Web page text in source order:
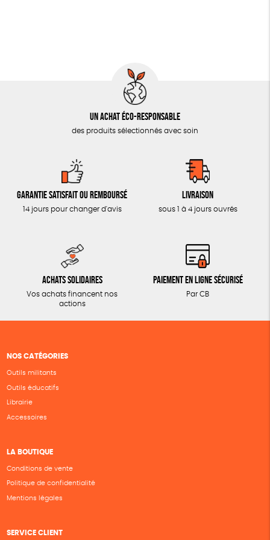
CUISINE / NUTRITION
ACCESSOIRES
Un achat éco-responsable
des produits sélectionnés avec soin
Garantie satisfait ou remboursé
14 jours pour changer d'avis
Livraison
sous 1 à 4 jours ouvrés
Achats solidaires
Vos achats financent nos
actions
Paiement en ligne sécurisé
Par CB
NOS CATÉGORIES
Outils militants
Outils éducatifs
Librairie
Accessoires
LA BOUTIQUE
Conditions de vente
Politique de confidentialité
Mentions légales
SERVICE CLIENT